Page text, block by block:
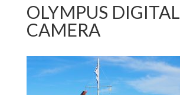
OLYMPUS DIGITAL
CAMERA